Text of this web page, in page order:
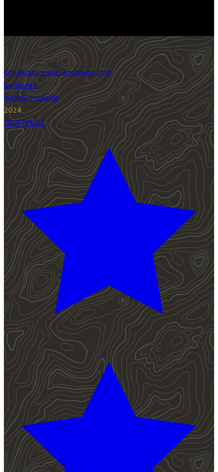
info@indonesiaentusmanos.com
bodas.net
wedding awards
2024
TRUSTPILOT